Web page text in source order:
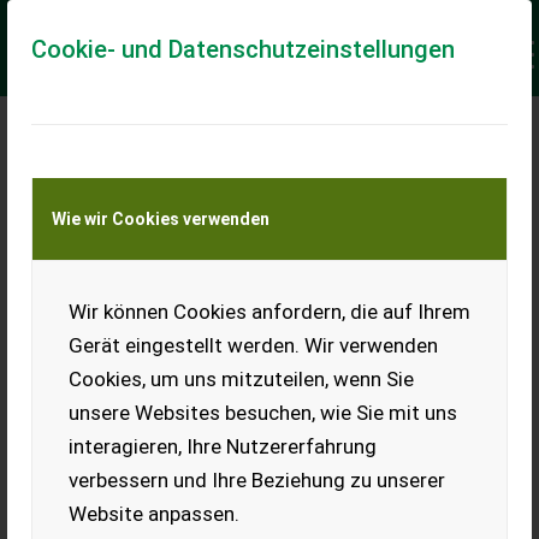
Cookie- und Datenschutzeinstellungen
Wie wir Cookies verwenden
Wir können Cookies anfordern, die auf Ihrem
Gerät eingestellt werden. Wir verwenden
Cookies, um uns mitzuteilen, wenn Sie
unsere Websites besuchen, wie Sie mit uns
interagieren, Ihre Nutzererfahrung
verbessern und Ihre Beziehung zu unserer
Website anpassen.
Meine Transportkostenanfrage
Transport von Land- und Baumaschinen –
KEINE Tiertransporte
Ladeort
Ort